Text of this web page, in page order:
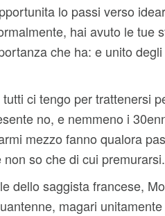
lo passi verso
hai avuto le
che ha: e unito
ci tengo per trattenersi
no, e nemmeno i
mezzo fanno qualora
so che di cui premurarsi.
dello saggista francese,
magari